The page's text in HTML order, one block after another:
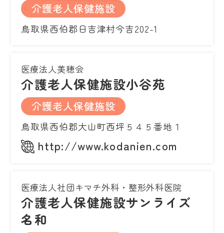
介護老人保健施設
鳥取県西伯郡日吉津村今吉202-1
医療法人美穂会
介護老人保健施設小谷苑
介護老人保健施設
鳥取県西伯郡大山町西坪５４５番地１
http://www.kodanien.com
医療法人社団キマチ外科・整形外科医院
介護老人保健施設サンライズ
名和